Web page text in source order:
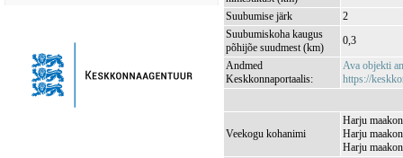
Suubumise järk
2
Suubumiskoha kaugus
põhijõe suudmest (km)
0,3
Andmed
Keskkonnaportaalis:
Ava objekti
https://
Veekogu kohanimi
Harju
Harju
Harju